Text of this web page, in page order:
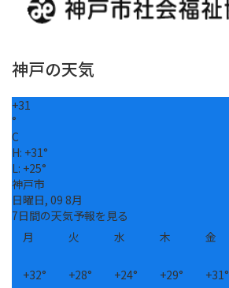
神戸の天気
+31
°
C
H: +31°
L: +25°
神戸市
日曜日, 09 8月
7日間の天気予報を見る
月
火 水 木 金
+32° +28° +24° +29° +31°